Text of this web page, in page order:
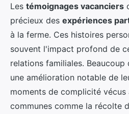
Les témoignages vacanciers
précieux des expériences
à la ferme. Ces histoires
souvent l'impact profond de
relations familiales.
une amélioration notable de
moments de complicité
communes comme la récolte